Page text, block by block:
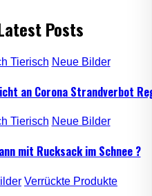
Posts
Tierisch Neue Bilder
an Corona Strandverbot
Tierisch Neue Bilder
mit Rucksack im Schnee ?
Verrückte Produkte